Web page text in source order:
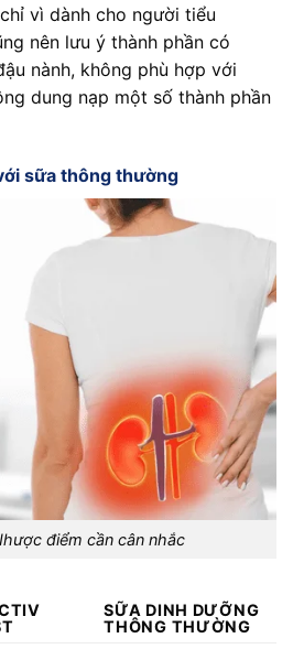
vì dành cho người tiểu
nên lưu ý thành phần có
nành, không phù hợp với
dung nạp một số thành phần
sữa thông thường
điểm cần cân nhắc
SỮA DINH DƯỠNG
THÔNG THƯỜNG